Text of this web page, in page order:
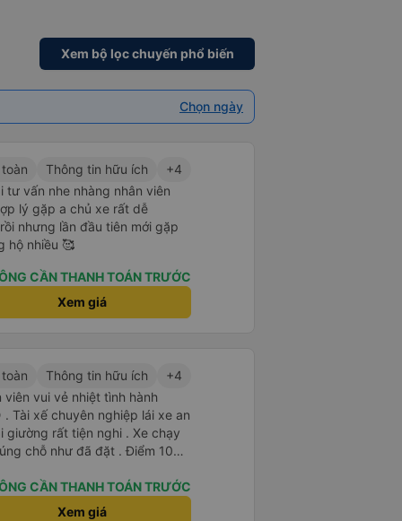
Xem bộ lọc chuyến phổ biến
Chọn ngày
Thông tin hữu ích
+4
vấn nhe nhàng nhân viên
lý gặp a chủ xe rất dễ
nhưng lần đầu tiên mới gặp
hộ nhiều 🥰
CẦN THANH TOÁN TRƯỚC
Xem giá
Thông tin hữu ích
+4
viên vui vẻ nhiệt tình hành
Tài xế chuyên nghiệp lái xe an
giường rất tiện nghi . Xe chạy
chỗ như đã đặt . Điểm 10
CẦN THANH TOÁN TRƯỚC
Xem giá